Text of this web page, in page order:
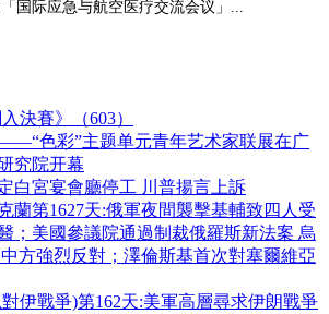
国际应急与航空医疗交流会议」...
決賽》（603）
——“色彩”主题单元青年艺术家联展在广
究院开幕
白宮宴會廳停工 川普揚言上訴
蘭第1627天:俄軍夜間襲擊基輔致四人受
；美國參議院通過制裁俄羅斯新法案 烏
方強烈反對；澤倫斯基首次對塞爾維亞
伊戰爭)第162天:美軍高層尋求伊朗戰爭